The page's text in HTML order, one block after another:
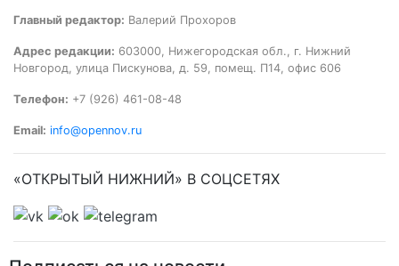
Главный редактор: Валерий Прохоров
Адрес редакции: 603000, Нижегородская обл., г. Нижний
Новгород, улица Пискунова, д. 59, помещ. П14, офис 606
Телефон: +7 (926) 461-08-48
Email: info@opennov.ru
«ОТКРЫТЫЙ НИЖНИЙ» В СОЦСЕТЯХ